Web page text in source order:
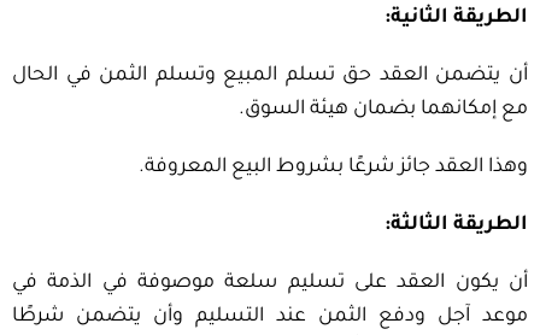
الطريقة الثانية:
أن يتضمن العقد حق تسلم المبيع وتسلم الثمن في الحال
مع إمكانهما بضمان هيئة السوق.
وهذا العقد جائز شرعًا بشروط البيع المعروفة.
الطريقة الثالثة:
أن يكون العقد على تسليم سلعة موصوفة في الذمة في
موعد آجل ودفع الثمن عند التسليم وأن يتضمن شرطًا